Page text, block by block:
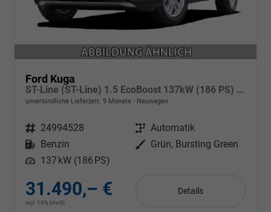
Ford Kuga
ST-Line (ST-Line) 1.5 EcoBoost 137kW (186 PS) 8-Stufen Automatik
unverbindliche Lieferzeit: 9 Monate Neuwagen
Fahrzeugnr. 24994528 Getriebe Automatik
Kraftstoff
Benzin Außenfarbe Grün, Bursting Green
Leistung 137 kW (186 PS)
31.490,– €
incl. 19% MwSt.
Details